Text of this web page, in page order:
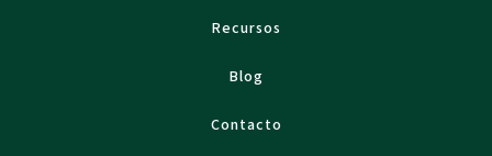
Recursos
Blog
Contacto